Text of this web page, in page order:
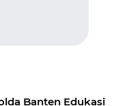
Banten Edukasi